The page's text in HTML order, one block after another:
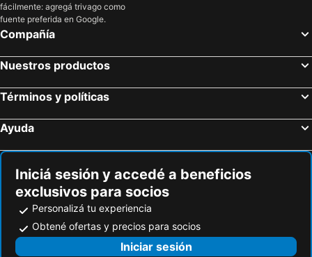
fácilmente: agregá trivago como
fuente preferida en Google.
Compañía
Nuestros productos
Términos y políticas
Ayuda
Iniciá sesión y accedé a beneficios
exclusivos para socios
Personalizá tu experiencia
Obtené ofertas y precios para socios
Iniciar sesión